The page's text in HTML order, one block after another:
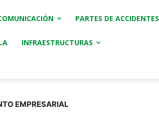
PARTES DE ACCIDENTES
INFRAESTRUCTURAS
EMPRESARIAL